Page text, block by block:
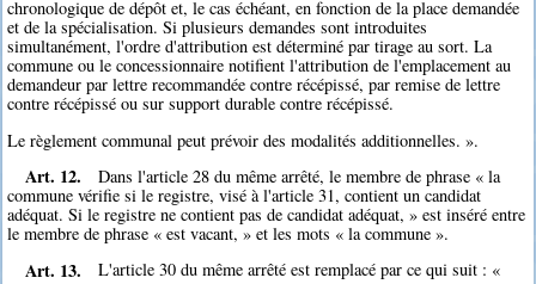
chronologique de dépôt et, le cas échéant, en fonction de la place demandée
et de la spécialisation. Si plusieurs demandes sont introduites
simultanément, l'ordre d'attribution est déterminé par tirage au sort. La
commune ou le concessionnaire notifient l'attribution de l'emplacement au
demandeur par lettre recommandée contre récépissé, par remise de lettre
contre récépissé ou sur support durable contre récépissé.
Le règlement communal peut prévoir des modalités additionnelles. ».
Art. 12.
Dans l'article 28 du même arrêté, le membre de phrase « la
commune vérifie si le registre, visé à l'article 31, contient un candidat
adéquat. Si le registre ne contient pas de candidat adéquat, » est inséré entre
le membre de phrase « est vacant, » et les mots « la commune ».
Art. 13. L'article 30 du même arrêté est remplacé par ce qui suit : «